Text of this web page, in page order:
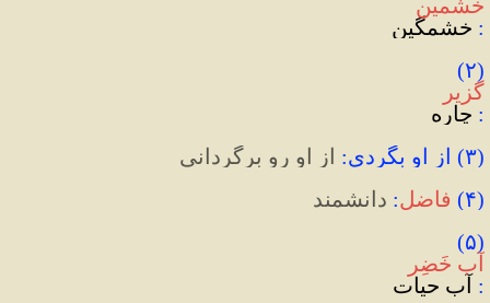
خشمین
: خشمگین
(۲)
گزیر
: چاره
(۳) از او بگردی: از او رو برگردانی
(۴) فاضل: ‌ دانشمند
(۵)
آب خَضِر
: آب حیات